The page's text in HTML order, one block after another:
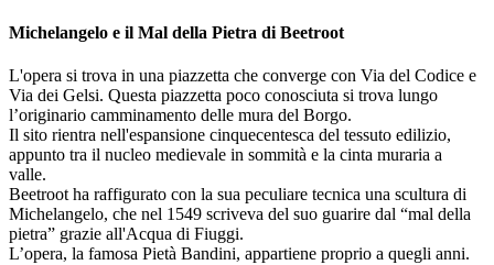
Michelangelo e il Mal della Pietra di Beetroot
L'opera si trova in una piazzetta che converge con Via del Codice e
Via dei Gelsi. Questa piazzetta poco conosciuta si trova lungo
l’originario camminamento delle mura del Borgo.
Il sito rientra nell'espansione cinquecentesca del tessuto edilizio,
appunto tra il nucleo medievale in sommità e la cinta muraria a
valle.
Beetroot ha raffigurato con la sua peculiare tecnica una scultura di
Michelangelo, che nel 1549 scriveva del suo guarire dal “mal della
pietra” grazie all'Acqua di Fiuggi.
L’opera, la famosa Pietà Bandini, appartiene proprio a quegli anni.